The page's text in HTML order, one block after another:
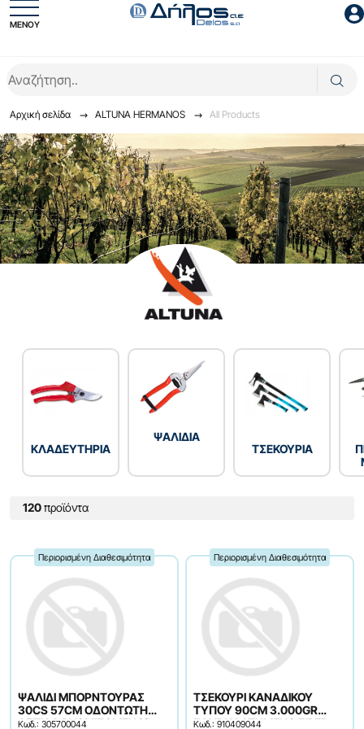
ΜΕΝΟΥ
Είσοδος
Ξέχασες το password;
Αρχική σελίδα ALTUNA HERMANOS All Products
ΚΛΑΔΕΥΤΗΡΙΑ
ΨΑΛΙΔΙΑ
ΤΣΕΚΟΥΡΙΑ
120προϊόντα
Περιορισμένη Διαθεσιμότητα
ΨΑΛΙΔΙ ΜΠΟΡΝΤΟΥΡΑΣ
30CS 57CM ΟΔΟΝΤΩΤΗ
ΛΕΠΙΔΑ ΡΥΘΜΙΖΟΜΕΝΟD
Κωδ.: 305700044
Περιορισμένη Διαθεσιμότητα
ΤΣΕΚΟΥΡΙ ΚΑΝΑΔΙΚΟΥ
ΤΥΠΟΥ 90CM 3.000GR
ΣΦΥΡΗΛΑΤΗΜΕΝΟ FIBER
Κωδ.: 910409044